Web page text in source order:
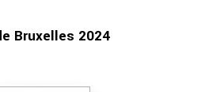
Bruxelles 2024